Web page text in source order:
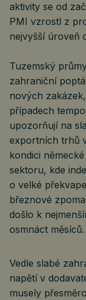
aktivity se od
PMI vzrostl z
nejvyšší úroveň
Tuzemský
zahraniční
nových
případech
upozorňují na
exportních trhů
kondici
sektoru, kde
o velké
březnové
došlo k
osmnáct měsíců.
Vedle slabé
napětí v
musely